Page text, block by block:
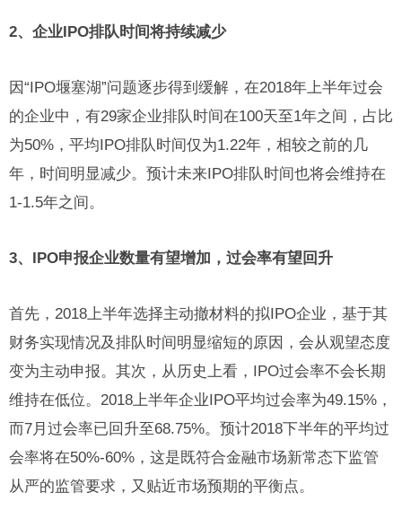
2、企业IPO排队时间将持续减少
因“IPO堰塞湖”问题逐步得到缓解，在2018年上半年过会
的企业中，有29家企业排队时间在100天至1年之间，占比
为50%，平均IPO排队时间仅为1.22年，相较之前的几
年，时间明显减少。预计未来IPO排队时间也将会维持在
1-1.5年之间。
3、IPO申报企业数量有望增加，过会率有望回升
首先，2018上半年选择主动撤材料的拟IPO企业，基于其
财务实现情况及排队时间明显缩短的原因，会从观望态度
变为主动申报。其次，从历史上看，IPO过会率不会长期
维持在低位。2018上半年企业IPO平均过会率为49.15%，
而7月过会率已回升至68.75%。预计2018下半年的平均过
会率将在50%-60%，这是既符合金融市场新常态下监管
从严的监管要求，又贴近市场预期的平衡点。